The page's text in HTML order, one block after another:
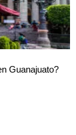
Guanajuato?